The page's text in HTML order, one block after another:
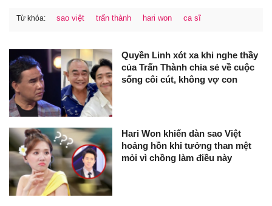
Từ khóa: sao việt trấn thành hari won ca sĩ
Quyền Linh xót xa khi nghe thầy
của Trấn Thành chia sẻ về cuộc
sống côi cút, không vợ con
Hari Won khiến dàn sao Việt
hoảng hồn khi tưởng than mệt
mỏi vì chồng làm điều này